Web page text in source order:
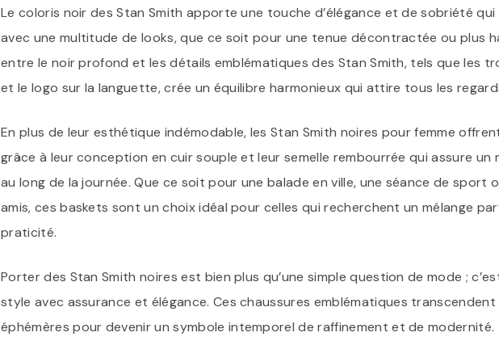
Le coloris noir des Stan Smith apporte une touche d’élégance et de sobriété
avec une multitude de looks, que ce soit pour une tenue décontractée ou plus
entre le noir profond et les détails emblématiques des Stan Smith, tels que les
et le logo sur la languette, crée un équilibre harmonieux qui attire tous les
En plus de leur esthétique indémodable, les Stan Smith noires pour femme
grâce à leur conception en cuir souple et leur semelle rembourrée qui assure
au long de la journée. Que ce soit pour une balade en ville, une séance de sport
amis, ces baskets sont un choix idéal pour celles qui recherchent un mélange
praticité.
Porter des Stan Smith noires est bien plus qu’une simple question de mode ;
style avec assurance et élégance. Ces chaussures emblématiques
éphémères pour devenir un symbole intemporel de raffinement et de modernité.